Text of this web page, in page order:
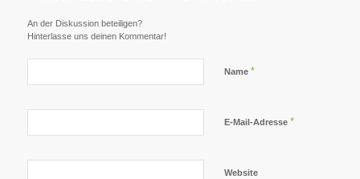
An der Diskussion beteiligen?
Hinterlasse uns deinen Kommentar!
Name *
E-Mail-Adresse *
Website